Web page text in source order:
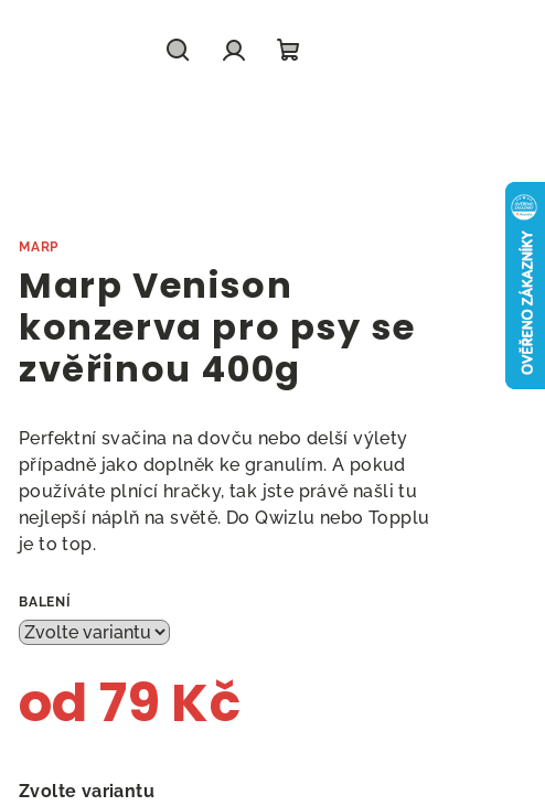
MARP
Marp Venison
konzerva pro psy se
zvěřinou 400g
Perfektní svačina na dovču nebo delší výlety
případně jako doplněk ke granulím. A pokud
používáte plnící hračky, tak jste právě našli tu
nejlepší náplň na světě. Do Qwizlu nebo Topplu
je to top.
BALENÍ
od 79 Kč
cena:
Zvolte variantu